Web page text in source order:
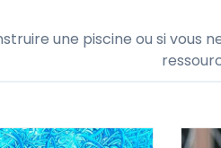
une piscine ou si